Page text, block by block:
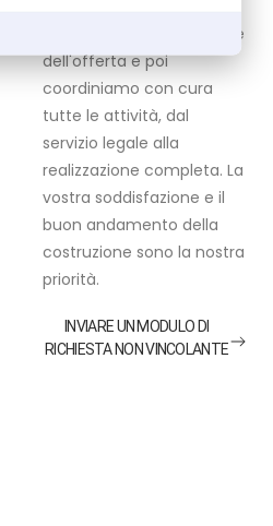
Aiutiamo nella valutazione
dell'offerta e poi
coordiniamo con cura
tutte le attività, dal
servizio legale alla
realizzazione completa. La
vostra soddisfazione e il
buon andamento della
costruzione sono la nostra
priorità.
INVIARE UN MODULO DI
RICHIESTA NON VINCOLANTE